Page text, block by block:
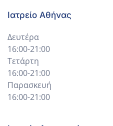
Ιατρείο Αθήνας
Δευτέρα
16:00-21:00
Τετάρτη
16:00-21:00
Παρασκευή
16:00-21:00